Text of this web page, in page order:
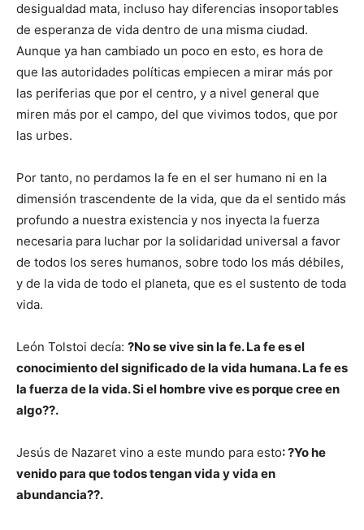
desigualdad mata, incluso hay diferencias insoportables
de esperanza de vida dentro de una misma ciudad.
Aunque ya han cambiado un poco en esto, es hora de
que las autoridades políticas empiecen a mirar más por
las periferias que por el centro, y a nivel general que
miren más por el campo, del que vivimos todos, que por
las urbes.
Por tanto, no perdamos la fe en el ser humano ni en la
dimensión trascendente de la vida, que da el sentido más
profundo a nuestra existencia y nos inyecta la fuerza
necesaria para luchar por la solidaridad universal a favor
de todos los seres humanos, sobre todo los más débiles,
y de la vida de todo el planeta, que es el sustento de toda
vida.
León Tolstoi decía: ?No se vive sin la fe. La fe es el
conocimiento del significado de la vida humana. La fe es
la fuerza de la vida. Si el hombre vive es porque cree en
algo??.
Jesús de Nazaret vino a este mundo para esto: ?Yo he
venido para que todos tengan vida y vida en
abundancia??.